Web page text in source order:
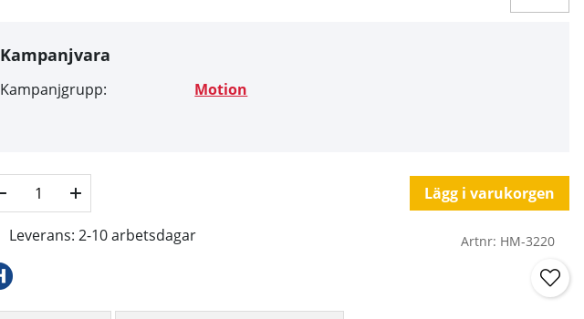
Kampanjvara
Kampanjgrupp: Motion
Lägg i varukorgen
Leverans: 2-10 arbetsdagar Artnr: HM-3220